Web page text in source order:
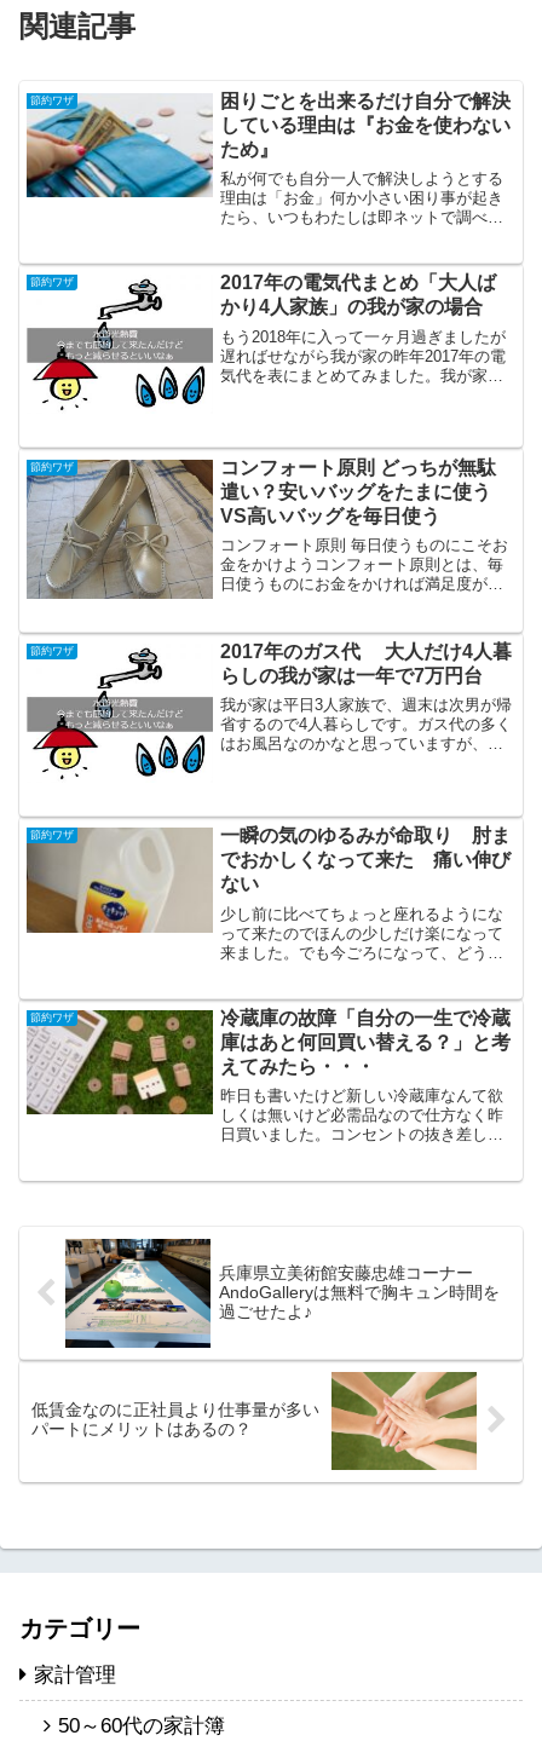
関連記事
節約ワザ
困りごとを出来るだけ自分で解決
している理由は『お金を使わない
ため』
私が何でも自分一人で解決しようとする
理由は「お金」何か小さい困り事が起き
たら、いつもわたしは即ネットで調べる
はなく、「何か自分でできることはない
かな？」「もしできること...
節約ワザ
2017年の電気代まとめ「大人ば
かり4人家族」の我が家の場合
もう2018年に入って一ヶ月過ぎましたが
遅ればせながら我が家の昨年2017年の電
気代を表にまとめてみました。我が家は
て。夏の...
節約ワザ
コンフォート原則 どっちが無駄
遣い？安いバッグをたまに使う
VS高いバッグを毎日使う
コンフォート原則 毎日使うものにこそお
金をかけようコンフォート原則とは、毎
日使うものにお金をかければ満足度が高
考え比較し、バッグにはお金をかけま
す。そしてそのバッグを高...
節約ワザ
2017年のガス代 大人だけ4人暮
らしの我が家は一年で7万円台
我が家は平日3人家族で、週末は次男が帰
省するので4人暮らしです。ガス代の多く
はお風呂なのかなと思っていますが、我
からはお試...
節約ワザ
一瞬の気のゆるみが命取り 肘ま
でおかしくなって来た 痛い伸び
ない
少し前に比べてちょっと座れるようにな
って来たのでほんの少しだけ楽になって
来ました。でも今ごろになって、どうも
ぎて肘の痛みが二の次になってただけ
で、元々痛かったんだと思い...
節約ワザ
冷蔵庫の故障「自分の一生で冷蔵
庫はあと何回買い替える？」と考
えてみたら・・・
昨日も書いたけど新しい冷蔵庫なんて欲
しくは無いけど必需品なので仕方なく昨
日買いました。コンセントの抜き差しで
兵庫県立美術館安藤忠雄コーナー
AndoGalleryは無料で胸キュン時間を
過ごせたよ♪
低賃金なのに正社員より仕事量が多い
パートにメリットはあるの？
カテゴリー
家計管理
50～60代の家計簿